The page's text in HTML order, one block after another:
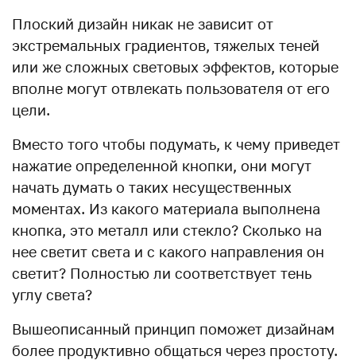
Плоский дизайн никак не зависит от
экстремальных градиентов, тяжелых теней
или же сложных световых эффектов, которые
вполне могут отвлекать пользователя от его
цели.
Вместо того чтобы подумать, к чему приведет
нажатие определенной кнопки, они могут
начать думать о таких несущественных
моментах. Из какого материала выполнена
кнопка, это металл или стекло? Сколько на
нее светит света и с какого направления он
светит? Полностью ли соответствует тень
углу света?
Вышеописанный принцип поможет дизайнам
более продуктивно общаться через простоту.